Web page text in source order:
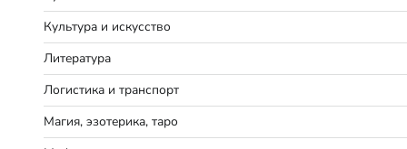
Культура и искусство
Литература
Логистика и транспорт
Магия, эзотерика, таро